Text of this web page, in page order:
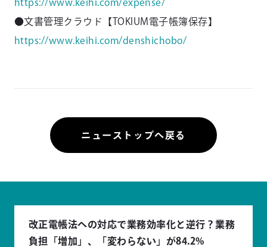
https://www.keihi.com/expense/
●文書管理クラウド【TOKIUM電子帳簿保存】
https://www.keihi.com/denshichobo/
ニューストップへ戻る
改正電帳法への対応で業務効率化と逆行？業務
負担「増加」、「変わらない」が84.2%